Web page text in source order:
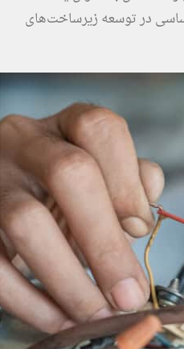
در توسعه زیرساخت‌های